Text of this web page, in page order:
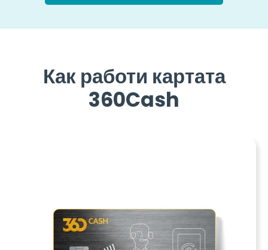
Как работи картата
360Cash